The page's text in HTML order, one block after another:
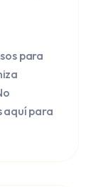
para
aquí para